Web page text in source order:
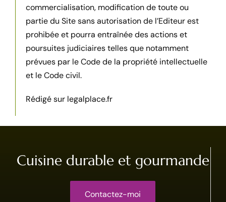
commercialisation, modification de toute ou
partie du Sitesans autorisation de l’Editeur est
prohibée et pourra entraînée des actions et
poursuites judiciairestelles que notamment
prévues par le Code de la propriété intellectuelle
et le Code civil.
Rédigé sur legalplace.fr
Cuisine durable et gourmande
Contactez-moi